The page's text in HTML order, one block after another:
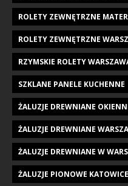
ROLETY ZEWNĘTRZNE
ROLETY ZEWNĘTRZNE
RZYMSKIE ROLETY
SZKLANE PANELE KUCHENNE
ŻALUZJE DREWNIANE
ŻALUZJE DREWNIANE
ŻALUZJE DREWNIANE W
ŻALUZJE PIONOWE KATOWICE